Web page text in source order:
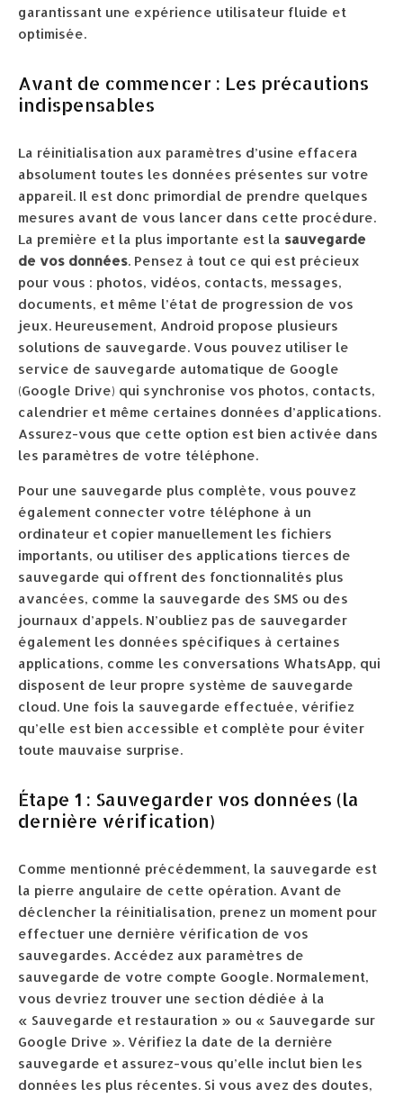
garantissant une expérience utilisateur fluide et
optimisée.
Avant de commencer : Les précautions
indispensables
La réinitialisation aux paramètres d’usine effacera
absolument toutes les données présentes sur votre
appareil. Il est donc primordial de prendre quelques
mesures avant de vous lancer dans cette procédure.
La première et la plus importante est la sauvegarde
de vos données. Pensez à tout ce qui est précieux
pour vous : photos, vidéos, contacts, messages,
documents, et même l’état de progression de vos
jeux. Heureusement, Android propose plusieurs
solutions de sauvegarde. Vous pouvez utiliser le
service de sauvegarde automatique de Google
(Google Drive) qui synchronise vos photos, contacts,
calendrier et même certaines données d’applications.
Assurez-vous que cette option est bien activée dans
les paramètres de votre téléphone.
Pour une sauvegarde plus complète, vous pouvez
également connecter votre téléphone à un
ordinateur et copier manuellement les fichiers
importants, ou utiliser des applications tierces de
sauvegarde qui offrent des fonctionnalités plus
avancées, comme la sauvegarde des SMS ou des
journaux d’appels. N’oubliez pas de sauvegarder
également les données spécifiques à certaines
applications, comme les conversations WhatsApp, qui
disposent de leur propre système de sauvegarde
cloud. Une fois la sauvegarde effectuée, vérifiez
qu’elle est bien accessible et complète pour éviter
toute mauvaise surprise.
Étape 1 : Sauvegarder vos données (la
dernière vérification)
Comme mentionné précédemment, la sauvegarde est
la pierre angulaire de cette opération. Avant de
déclencher la réinitialisation, prenez un moment pour
effectuer une dernière vérification de vos
sauvegardes. Accédez aux paramètres de
sauvegarde de votre compte Google. Normalement,
vous devriez trouver une section dédiée à la
« Sauvegarde et restauration » ou « Sauvegarde sur
Google Drive ». Vérifiez la date de la dernière
sauvegarde et assurez-vous qu’elle inclut bien les
données les plus récentes. Si vous avez des doutes,